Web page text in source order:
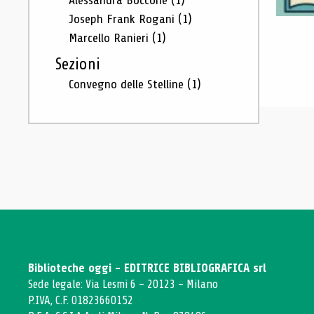
Joseph Frank Rogani (1)
Marcello Ranieri (1)
Sezioni
Convegno delle Stelline (1)
Biblioteche oggi - EDITRICE BIBLIOGRAFICA srl
Sede legale: Via Lesmi 6 - 20123 - Milano
P.IVA, C.F. 01823660152